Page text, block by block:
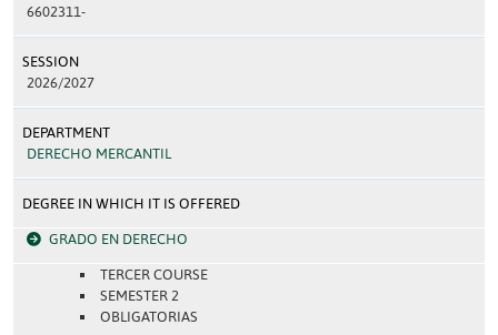
6602311-
SESSION
2026/2027
DEPARTMENT
DERECHO MERCANTIL
DEGREE IN WHICH IT IS OFFERED
GRADO EN DERECHO
TERCER COURSE
SEMESTER 2
OBLIGATORIAS